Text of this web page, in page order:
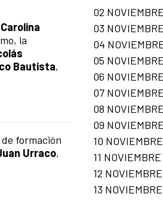
Carolina
la
Bautista,
formación
Urraco.
02
03
04
05
06
07
08
09
10
11
12
13